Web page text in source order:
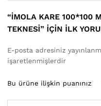
“İMOLA KARE 100*100
TEKNESI” IÇIN ILK
E-posta adresiniz
işaretlenmişlerdir
Bu ürüne ilişkin puanınız